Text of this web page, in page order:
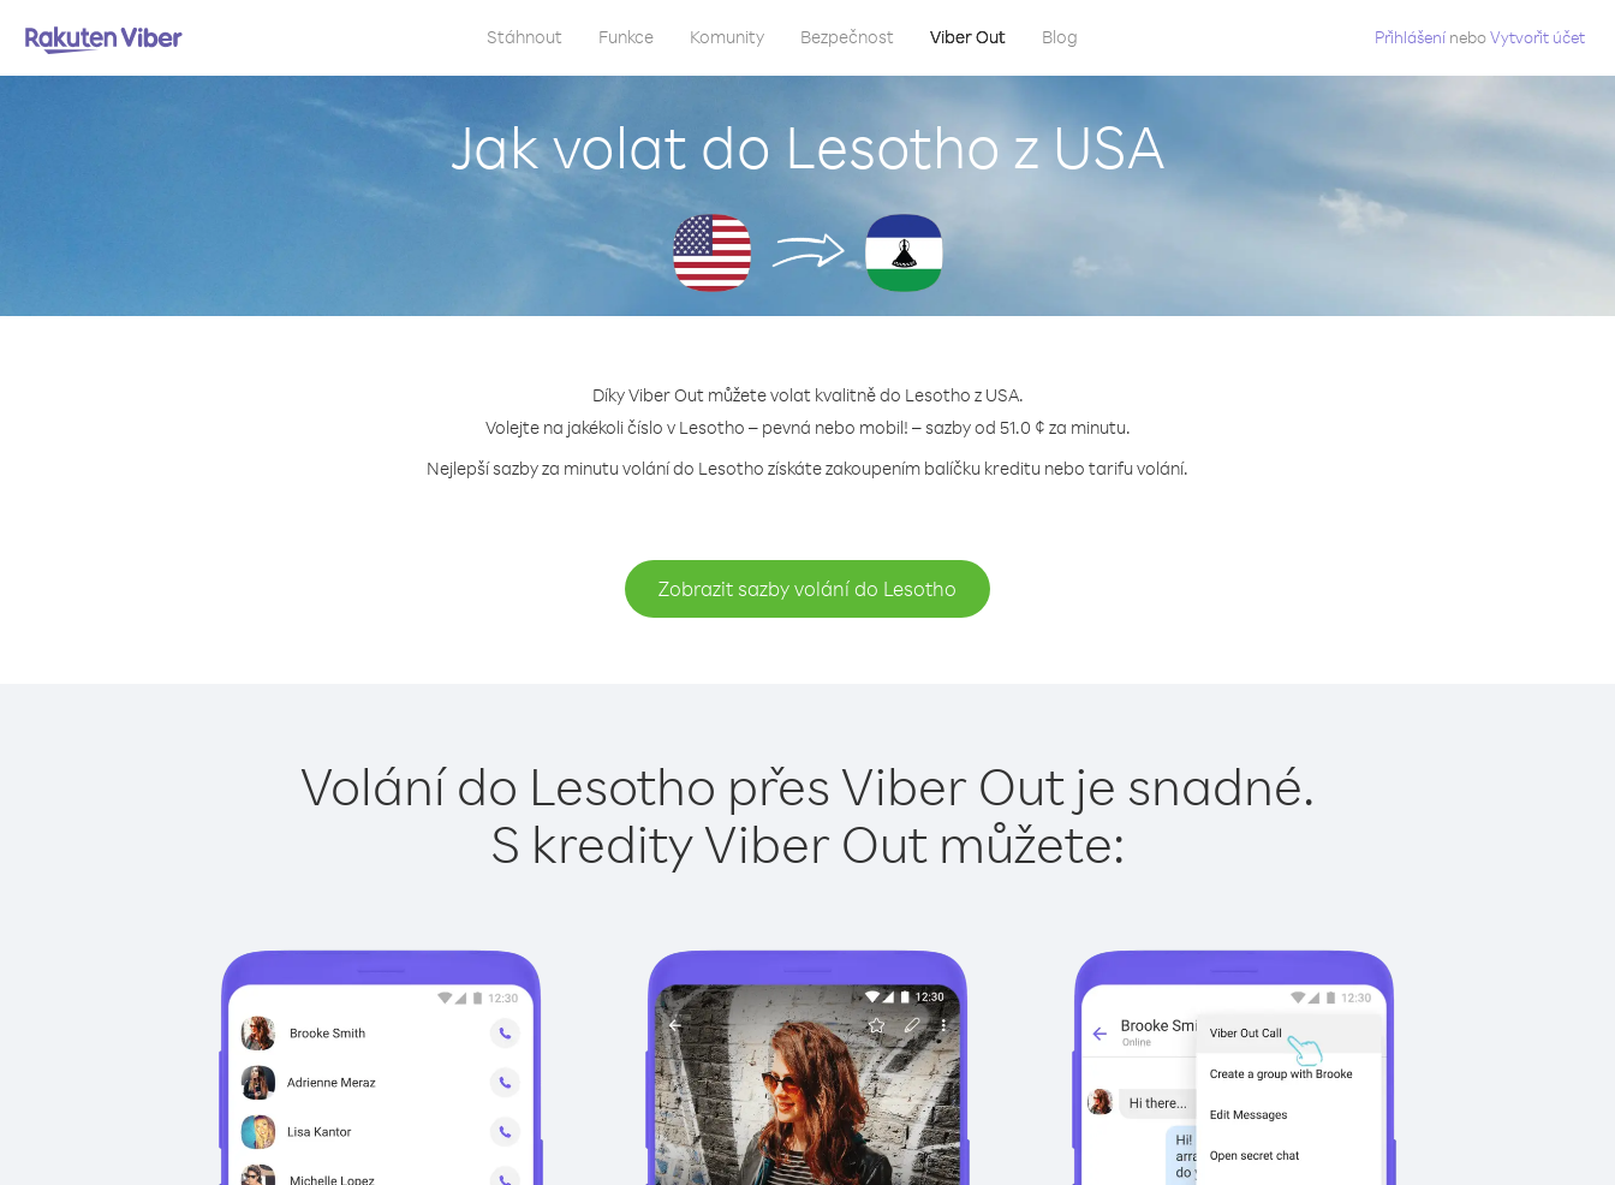
Stáhnout Funkce Komunity Bezpečnost Viber Out Blog Přihlášení neboVytvořit účet
Jak volat do Lesotho z USA
Díky Viber Out můžete volat kvalitně do Lesotho z USA.
Volejte na jakékoli číslo v Lesotho – pevná nebo mobil! – sazby od 51.0 ¢ za minutu.
Nejlepší sazby za minutu volání do Lesotho získáte zakoupením balíčku kreditu nebo tarifu volání.
Zobrazit sazby volání do Lesotho
Volání do Lesotho přes Viber Out je snadné.
S kredity Viber Out můžete: